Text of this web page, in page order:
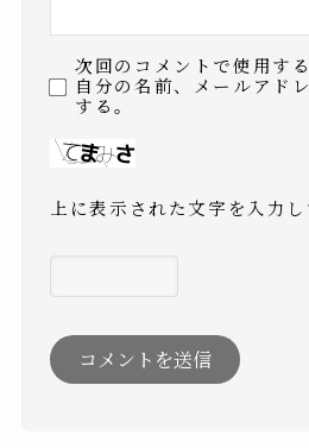
次回のコメントで使用す
自分の名前、メールアド
する。
上に表示された文字を入力し